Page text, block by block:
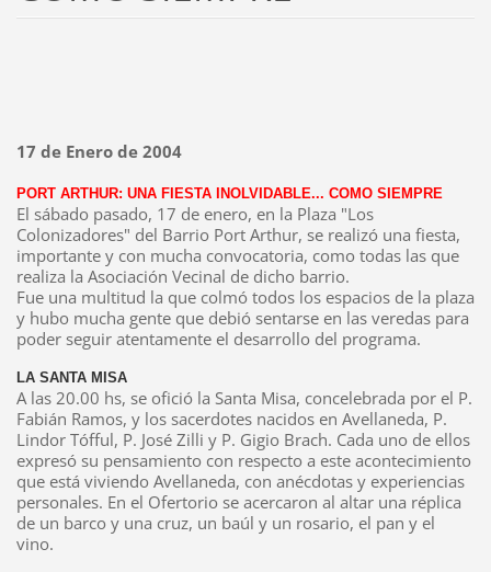
17 de Enero de 2004
PORT ARTHUR: UNA FIESTA INOLVIDABLE... COMO SIEMPRE
El sábado pasado, 17 de enero, en la Plaza "Los
Colonizadores" del Barrio Port Arthur, se realizó una fiesta,
importante y con mucha convocatoria, como todas las que
realiza la Asociación Vecinal de dicho barrio.
Fue una multitud la que colmó todos los espacios de la plaza
y hubo mucha gente que debió sentarse en las veredas para
poder seguir atentamente el desarrollo del programa.
LA SANTA MISA
A las 20.00 hs, se ofició la Santa Misa, concelebrada por el P.
Fabián Ramos, y los sacerdotes nacidos en Avellaneda, P.
Lindor Tófful, P. José Zilli y P. Gigio Brach. Cada uno de ellos
expresó su pensamiento con respecto a este acontecimiento
que está viviendo Avellaneda, con anécdotas y experiencias
personales. En el Ofertorio se acercaron al altar una réplica
de un barco y una cruz, un baúl y un rosario, el pan y el
vino.